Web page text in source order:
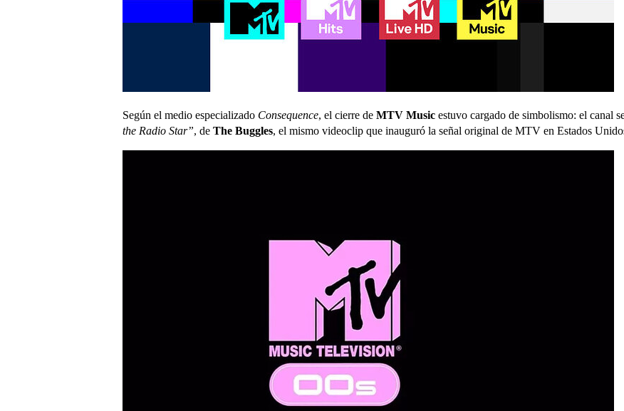
Según el medio especializado Consequence, el cierre de MTV Music estuvo cargado de simbolismo: el canal
the Radio Star”, de The Buggles, el mismo videoclip que inauguró la señal original de MTV en Estados